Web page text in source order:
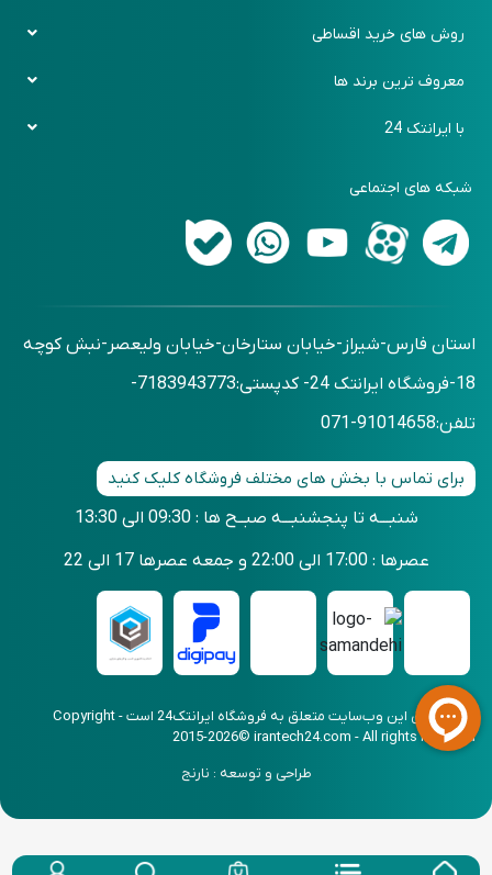
روش های ارسال کالا
پرسش های متداول
پیگیری سفارش
فرم برگشت خرید
روش های خرید اقساطی
دیجی پی
اقساطی حضوری
اقساطی بدون ضمانت
معروف ترین برند ها
ایکیا (Ikea)
شیائومی (Xiaomi)
آرکتیک هانتر (Arctic Hunter)
با ایرانتک 24
وبلاگ
شبکه های اجتماعی
استان فارس-شیراز-خیابان ستارخان-خیابان ولیعصر-نبش کوچه
18-فروشگاه ایرانتک 24- کدپستی:7183943773-
تلفن:91014658-071
برای تماس با بخش های مختلف فروشگاه کلیک کنید
شنبـــه تا پنجشنبـــه صبــح ها : 09:30 الی 13:30
عصرها : 17:00 الی 22:00 و جمعه عصرها 17 الی 22
کلیه حقوق این وب‌سایت متعلق به فروشگاه ایرانتک24 است - Copyright
2015-2026© irantech24.com - All rights reserved
طراحی و توسعه : نارنج